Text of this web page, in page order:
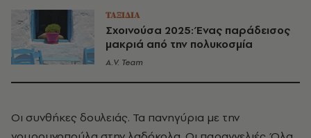
ΤΑΞΙΔΙΑ
Σχοινούσα 2025: Ένας παράδεισος
μακριά από την πολυκοσμία
A.V. Team
Οι συνθήκες δουλειάς. Τα πανηγύρια με την